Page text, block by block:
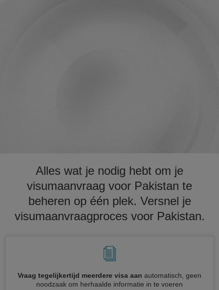
Alles wat je nodig hebt om je
visumaanvraag voor Pakistan te
beheren op één plek. Versnel je
visumaanvraagproces voor Pakistan.
Vraag tegelijkertijd meerdere visa aan automatisch, geen
noodzaak om herhaalde informatie in te voeren